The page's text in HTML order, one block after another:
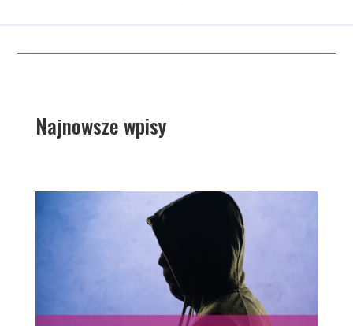
Najnowsze wpisy